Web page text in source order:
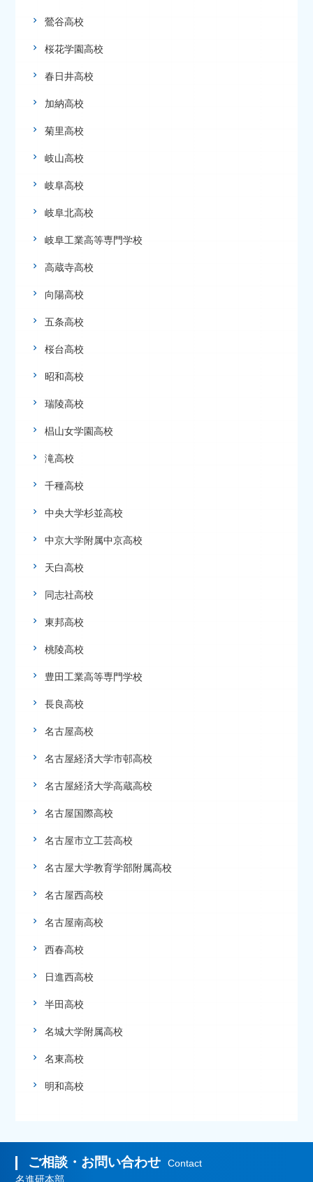
鶯谷高校
桜花学園高校
春日井高校
加納高校
菊里高校
岐山高校
岐阜高校
岐阜北高校
岐阜工業高等専門学校
高蔵寺高校
向陽高校
五条高校
桜台高校
昭和高校
瑞陵高校
椙山女学園高校
滝高校
千種高校
中央大学杉並高校
中京大学附属中京高校
天白高校
同志社高校
東邦高校
桃陵高校
豊田工業高等専門学校
長良高校
名古屋高校
名古屋経済大学市邨高校
名古屋経済大学高蔵高校
名古屋国際高校
名古屋市立工芸高校
名古屋大学教育学部附属高校
名古屋西高校
名古屋南高校
西春高校
日進西高校
半田高校
名城大学附属高校
名東高校
明和高校
ご相談・お問い合わせ
Contact
名進研本部